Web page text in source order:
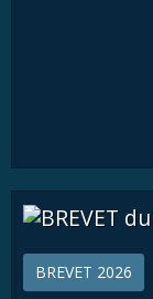
BREVET 2026